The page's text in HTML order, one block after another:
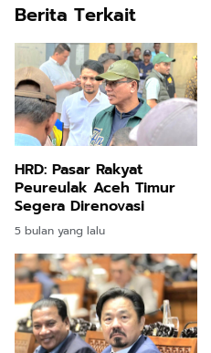
Berita Terkait
HRD: Pasar Rakyat
Peureulak Aceh Timur
Segera Direnovasi
5 bulan yang lalu